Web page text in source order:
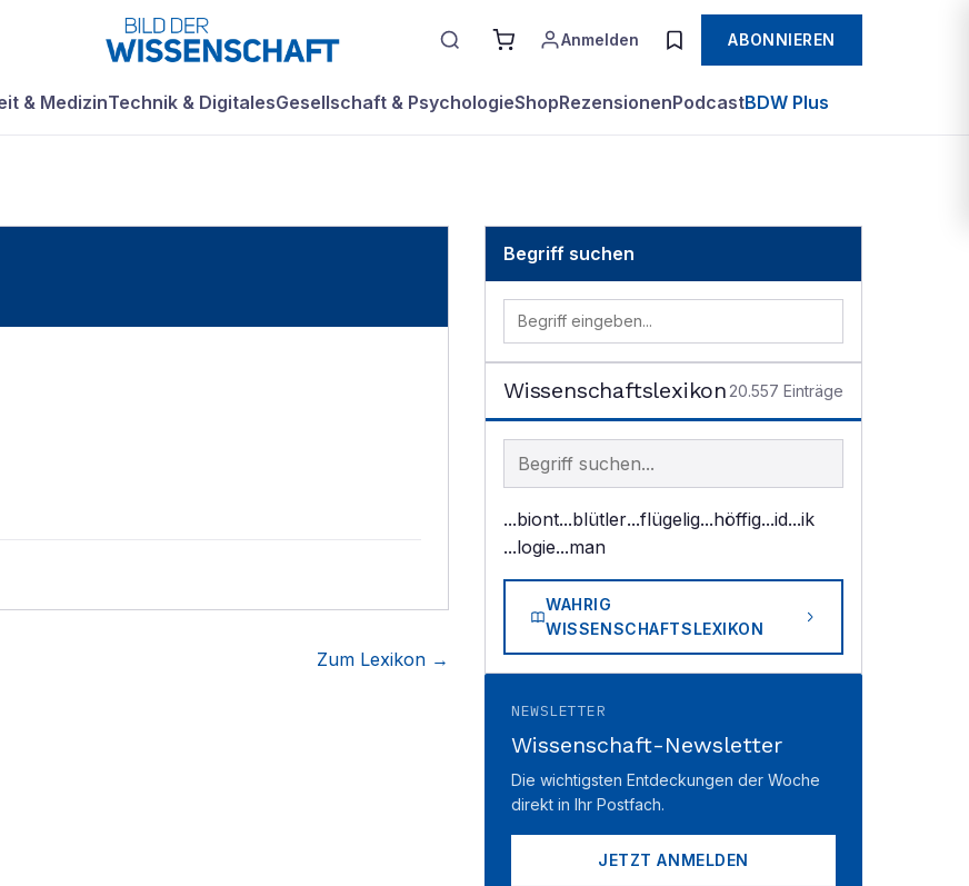
Anmelden ABONNIEREN
& MedizinTechnik & DigitalesGesellschaft & PsychologieShopRezensionenPodcastBDW Plus
Zum Lexikon →
Begriff suchen
Wissenschaftslexikon 20.557 Einträge
Begriff im Lexikon suchen
...biont...blütler...flügelig...höffig...id...ik
...logie...man
WAHRIG
WISSENSCHAFTSLEXIKON
NEWSLETTER
Wissenschaft-Newsletter
Die wichtigsten Entdeckungen der Woche
direkt in Ihr Postfach.
JETZT ANMELDEN